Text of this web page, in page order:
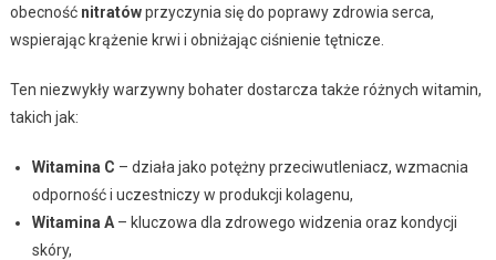
obecność nitratówprzyczynia się do poprawy zdrowia serca,
wspierając krążenie krwi i obniżając ciśnienie tętnicze.
Ten niezwykły warzywny bohater dostarcza także różnych witamin,
takich jak:
Witamina C – działa jako potężny przeciwutleniacz, wzmacnia
odporność i uczestniczy w produkcji kolagenu,
Witamina A– kluczowa dla zdrowego widzenia oraz kondycji
skóry,